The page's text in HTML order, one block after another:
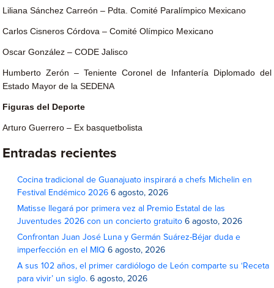
Liliana Sánchez Carreón – Pdta. Comité Paralímpico Mexicano
Carlos Cisneros Córdova – Comité Olímpico Mexicano
Oscar González – CODE Jalisco
Humberto Zerón – Teniente Coronel de Infantería Diplomado del
Estado Mayor de la SEDENA
Figuras del Deporte
Arturo Guerrero – Ex basquetbolista
Entradas recientes
Cocina tradicional de Guanajuato inspirará a chefs Michelin en
Festival Endémico 2026 6 agosto, 2026
Matisse llegará por primera vez al Premio Estatal de las
Juventudes 2026 con un concierto gratuito 6 agosto, 2026
Confrontan Juan José Luna y Germán Suárez-Béjar duda e
imperfección en el MIQ 6 agosto, 2026
A sus 102 años, el primer cardiólogo de León comparte su ‘Receta
para vivir’ un siglo. 6 agosto, 2026